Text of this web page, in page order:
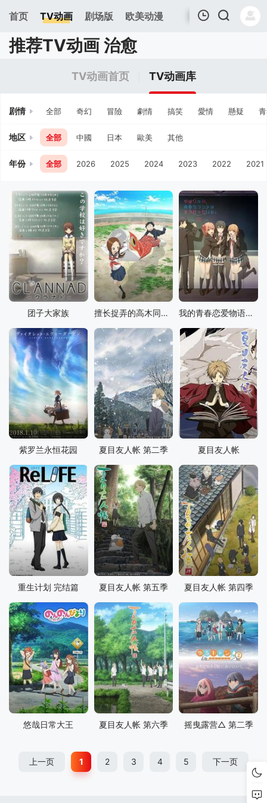
首页 TV动画 剧场版 欧美动漫
我的观影记录
推荐TV动画 治愈
TV动画首页 TV动画库
剧情 全部 奇幻 冒險 劇情 搞笑 愛情 懸疑
地区 全部 中國 日本 歐美 其他
年份 全部 2026 2025 2024 2023 2022 2021
团子大家族 擅长捉弄的高木同学 第二季 我的青春恋爱物语果然有问题 第三季 完
紫罗兰永恒花园 夏目友人帐 第二季 夏目友人帐
重生计划 完结篇 夏目友人帐 第五季 夏目友人帐 第四季
悠哉日常大王 夏目友人帐 第六季 摇曳露营△ 第二季
上一页 1 2 3 4 5 下一页